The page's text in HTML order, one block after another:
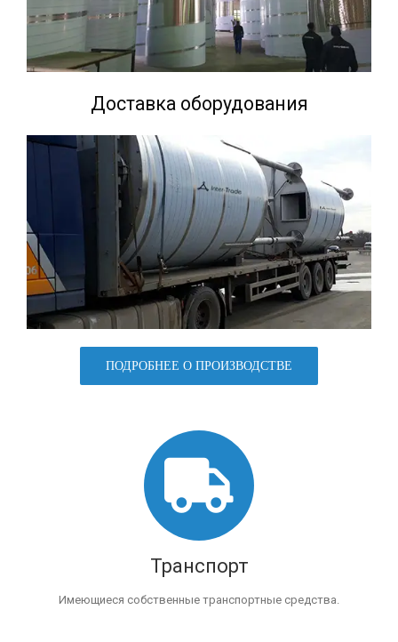
Доставка оборудования
ПОДРОБНЕЕ О ПРОИЗВОДСТВЕ
Транспорт
Имеющиеся собственные транспортные средства.